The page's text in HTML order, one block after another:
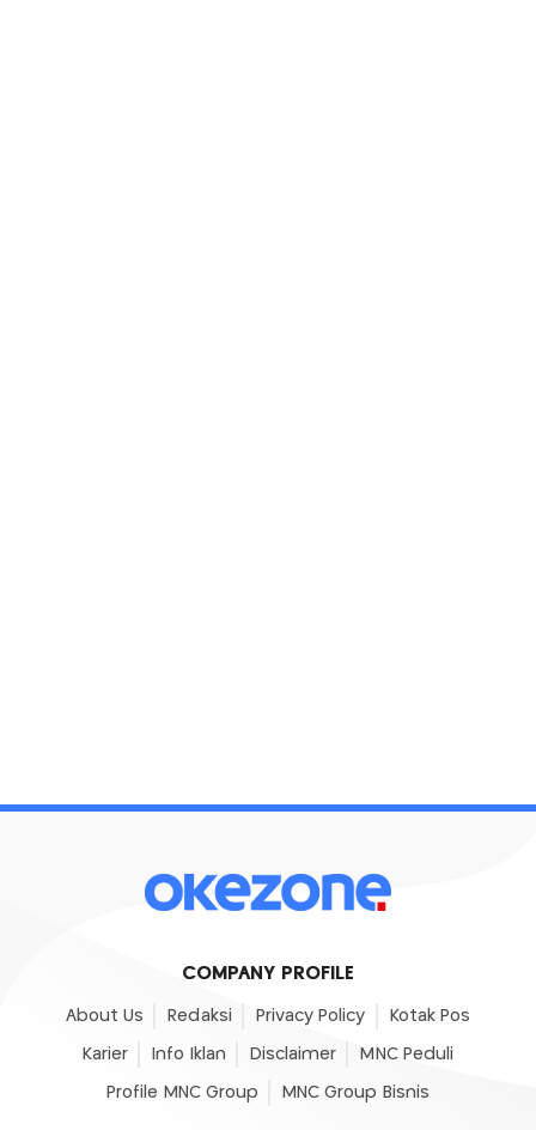
COMPANY PROFILE
About Us Redaksi Privacy Policy Kotak Pos
Karier Info Iklan Disclaimer MNC Peduli
Profile MNC Group MNC Group Bisnis